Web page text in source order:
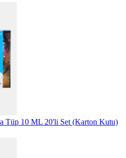
Tüp 10 ML 20'li Set (Karton Kutu)